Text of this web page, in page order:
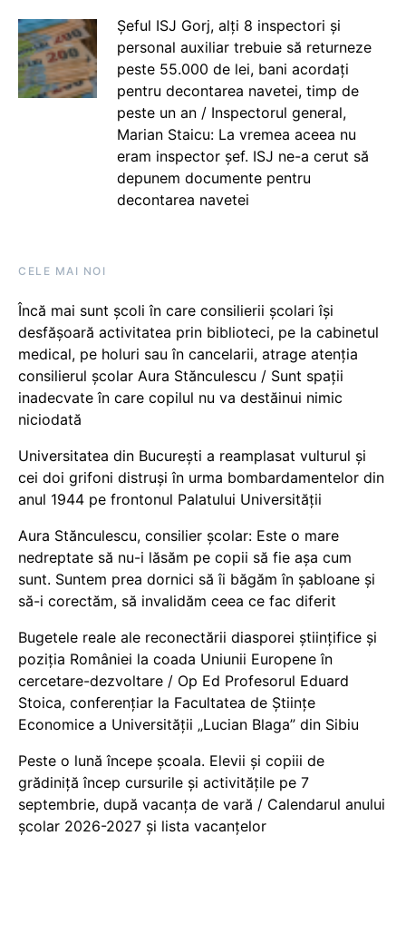
Șeful ISJ Gorj, alți 8 inspectori și
personal auxiliar trebuie să returneze
peste 55.000 de lei, bani acordați
pentru decontarea navetei, timp de
peste un an / Inspectorul general,
Marian Staicu: La vremea aceea nu
eram inspector șef. ISJ ne-a cerut să
depunem documente pentru
decontarea navetei
CELE MAI NOI
Încă mai sunt școli în care consilierii școlari își
desfășoară activitatea prin biblioteci, pe la cabinetul
medical, pe holuri sau în cancelarii, atrage atenția
consilierul școlar Aura Stănculescu / Sunt spații
inadecvate în care copilul nu va destăinui nimic
niciodată
Universitatea din București a reamplasat vulturul și
cei doi grifoni distruși în urma bombardamentelor din
anul 1944 pe frontonul Palatului Universității
Aura Stănculescu, consilier școlar: Este o mare
nedreptate să nu-i lăsăm pe copii să fie așa cum
sunt. Suntem prea dornici să îi băgăm în șabloane și
să-i corectăm, să invalidăm ceea ce fac diferit
Bugetele reale ale reconectării diasporei științifice și
poziția României la coada Uniunii Europene în
cercetare-dezvoltare / Op Ed Profesorul Eduard
Stoica, conferențiar la Facultatea de Științe
Economice a Universității „Lucian Blaga” din Sibiu
Peste o lună începe școala. Elevii și copiii de
grădiniță încep cursurile și activitățile pe 7
septembrie, după vacanța de vară / Calendarul anului
școlar 2026-2027 și lista vacanțelor